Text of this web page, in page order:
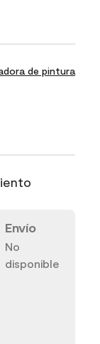
de pintura
Envío
No
disponible